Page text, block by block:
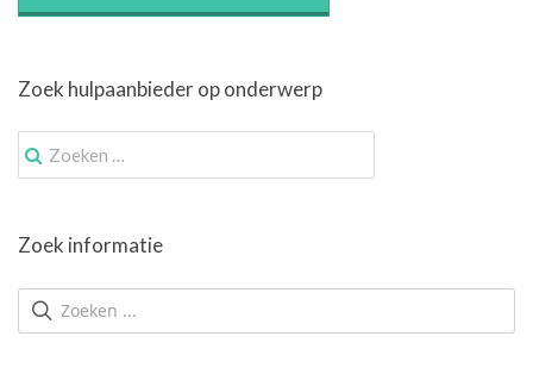
Zoek hulpaanbieder op onderwerp
Zoek
naar:
Zoek informatie